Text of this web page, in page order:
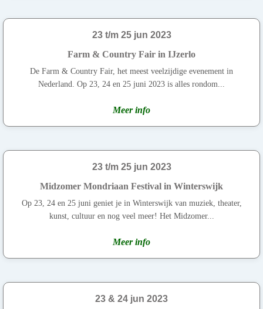
23 t/m 25 jun 2023
Farm & Country Fair in IJzerlo
De Farm & Country Fair, het meest veelzijdige evenement in
Nederland. Op 23, 24 en 25 juni 2023 is alles rondom...
Meer info
23 t/m 25 jun 2023
Midzomer Mondriaan Festival in Winterswijk
Op 23, 24 en 25 juni geniet je in Winterswijk van muziek, theater,
kunst, cultuur en nog veel meer! Het Midzomer...
Meer info
23 & 24 jun 2023